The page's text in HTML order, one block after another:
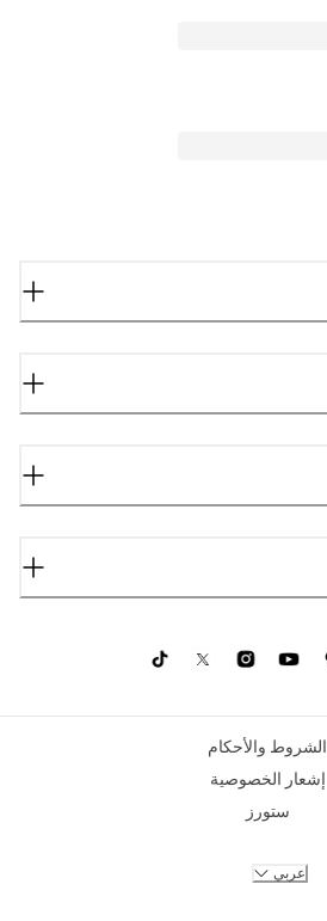
الشروط والأحكام
إشعار الخصوصية
ستورز
عربي